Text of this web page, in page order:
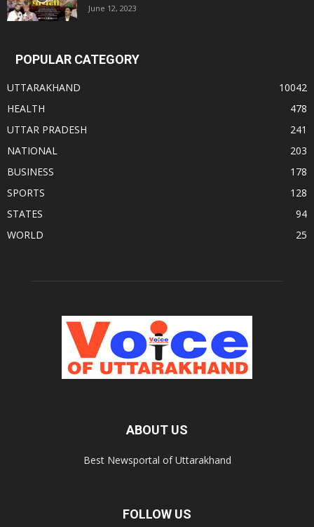
June 12, 2023
POPULAR CATEGORY
UTTARAKHAND
10042
HEALTH
478
UTTAR PRADESH
241
NATIONAL
203
BUSINESS
178
SPORTS
128
STATES
94
WORLD
25
ABOUT US
Best Newsportal of Uttarakhand
FOLLOW US